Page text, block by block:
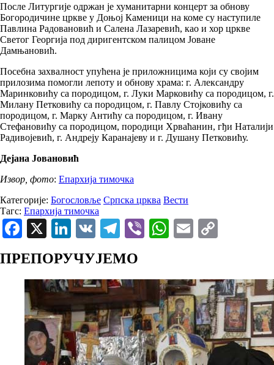
После Литургије одржан је хуманитарни концерт за обнову
Богородичине цркве у Доњој Каменици на коме су наступиле
Павлина Радовановић и Салена Лазаревић, као и хор цркве
Светог Георгија под диригентском палицом Јоване
Дамњановић.
Посебна захвалност упућена је приложницима који су својим
прилозима помогли лепоту и обнову храма: г. Александру
Маринковићу са породицом, г. Луки Марковићу са породицом, г.
Милану Петковићу са породицом, г. Павлу Стојковићу са
породицом, г. Марку Антићу са породицом, г. Ивану
Стефановићу са породицом, породици Хрваћанин, гђи Наталији
Радивојевић, г. Андреју Каранајеву и г. Душану Петковићу.
Дејана Јовановић
Извор, фото: Епархија тимочка
Категорије: Богословље Српска црква Вести
Тагс: Епархија тимочка
Facebook
X LinkedIn
VK Telegram
ViberWhatsApp
Email
ПРЕПОРУЧУЈЕМО